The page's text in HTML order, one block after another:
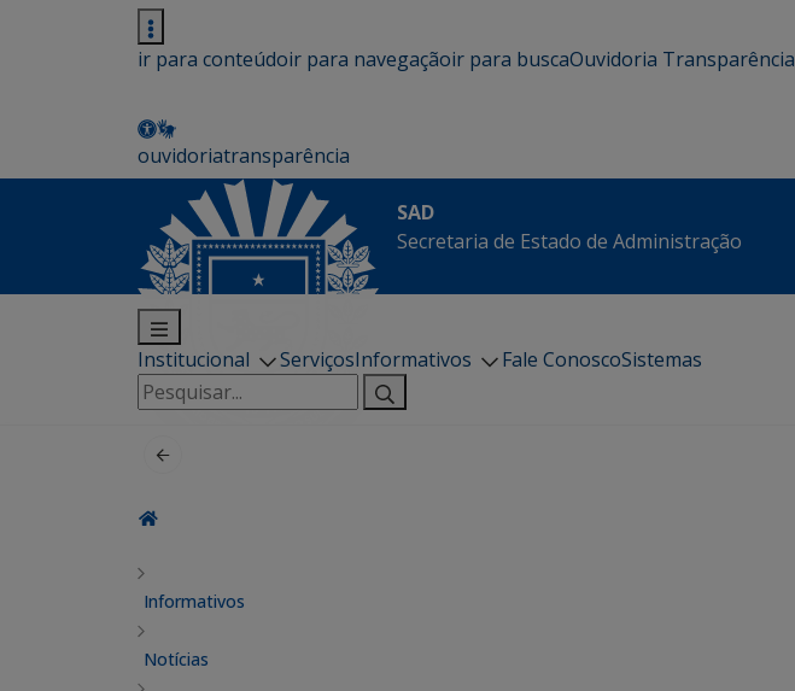
ir para conteúdoir para navegaçãoir para buscaOuvidoria Transparência
ouvidoriatransparência
SAD
Secretaria de Estado de Administração
Institucional ServiçosInformativos Fale ConoscoSistemas
Pesquisar
por:
Informativos
Notícias